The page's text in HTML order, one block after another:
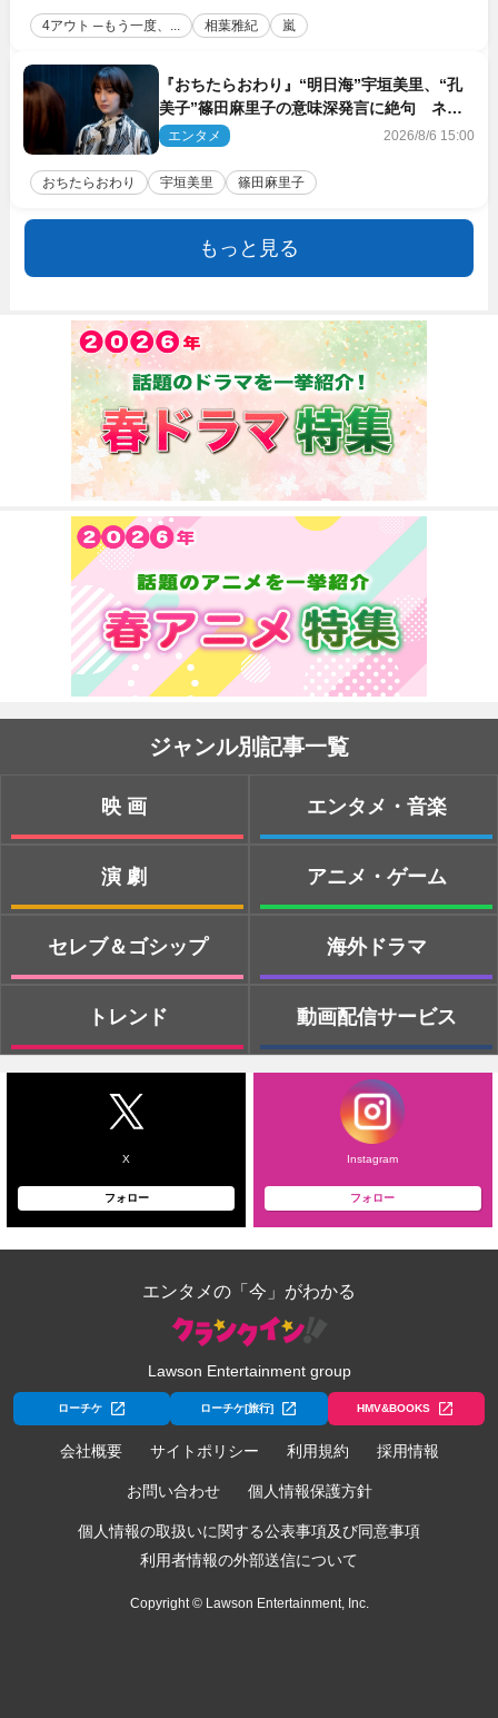
4アウト ─もう一度、... 相葉雅紀 嵐
『おちたらおわり』“明日海”宇垣美里、“孔
美子”篠田麻里子の意味深発言に絶句 ネッ
ト驚き「まさか」「意外な展開」
エンタメ 2026/8/6 15:00
おちたらおわり 宇垣美里 篠田麻里子
もっと見る
ジャンル別記事一覧
映画
演劇
セレブ＆ゴシップ
トレンド
エンタメ・音楽
アニメ・ゲーム
海外ドラマ
動画配信サービス
X
フォロー
Instagram
フォロー
エンタメの「今」がわかる
Lawson Entertainment group
ローチケ ローチケ[旅行] HMV&BOOKS
会社概要 サイトポリシー 利用規約 採用情報
お問い合わせ 個人情報保護方針
個人情報の取扱いに関する公表事項及び同意事項
利用者情報の外部送信について
Copyright © Lawson Entertainment, Inc.